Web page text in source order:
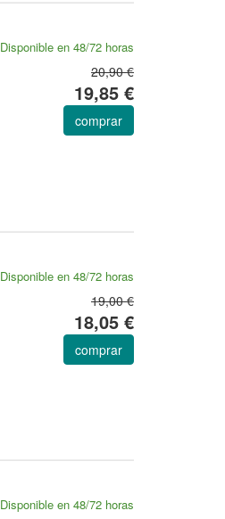
Disponible en 48/72 horas
20,90 €
19,85 €
comprar
Disponible en 48/72 horas
19,00 €
18,05 €
comprar
Disponible en 48/72 horas